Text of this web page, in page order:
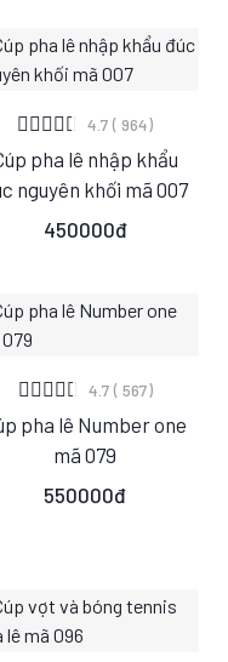
XEM CHI TIẾT
S M L
4.7 ( 964)
pha lê nhập khẩu
nguyên khối mã 007
450000đ
XEM CHI TIẾT
S M L
4.7 ( 567)
pha lê Number one
mã 079
550000đ